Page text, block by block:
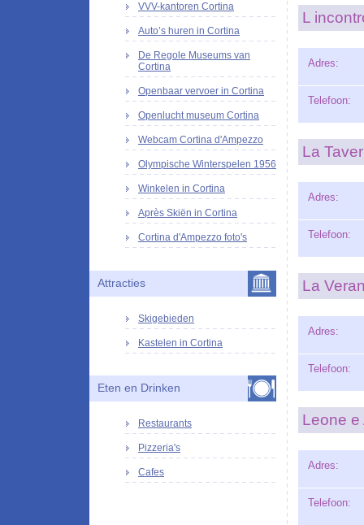
L
Adres:
Telefoon:
La
Adres:
Telefoon:
La
Adres:
Telefoon:
Leone e
Adres:
Telefoon:
VVV-kantoren Cortina
Auto’s huren in Cortina
De Regole Museums van
Cortina
Openbaar vervoer in Cortina
Openlucht museum Cortina
Webcam Cortina d'Ampezzo
Olympische Winterspelen 1956
Winkelen in Cortina
Après Skiën in Cortina
Cortina d'Ampezzo foto's
Attracties
Skigebieden
Kastelen in Cortina
Eten en Drinken
Restaurants
Pizzeria's
Cafes